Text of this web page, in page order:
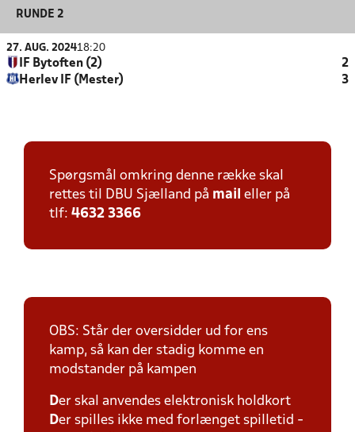
RUNDE 2
27. AUG. 202418:20
IF Bytoften (2)
2
Herlev IF (Mester)
3
Spørgsmål omkring denne række skal
rettes til DBU Sjælland på mail eller på
tlf: 4632 3366
OBS: Står der oversidder ud for ens
kamp, så kan der stadig komme en
modstander på kampen
Der skal anvendes elektronisk holdkort
Der spilles ikke med forlænget spilletid -